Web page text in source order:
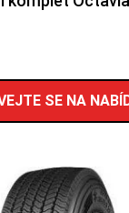
SE NA